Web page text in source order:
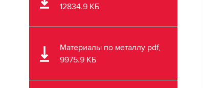
12834.9 КБ
Материалы по металлу pdf,
9975.9 КБ